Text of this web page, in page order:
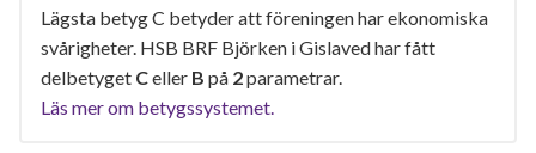
Lägsta betyg C betyder att föreningen har ekonomiska
svårigheter. HSB BRF Björken i Gislaved har fått
delbetyget Celler B på 2parametrar.
Läs mer om betygssystemet.